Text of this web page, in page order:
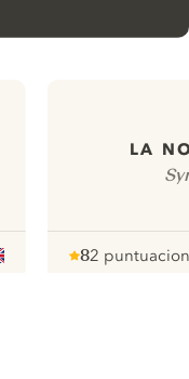
LA
Note :
8
pour
2